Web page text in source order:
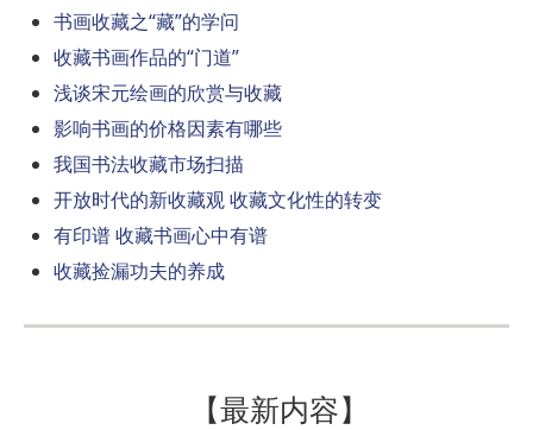
书画收藏之“藏”的学问
收藏书画作品的“门道”
浅谈宋元绘画的欣赏与收藏
影响书画的价格因素有哪些
我国书法收藏市场扫描
开放时代的新收藏观 收藏文化性的转变
有印谱 收藏书画心中有谱
收藏捡漏功夫的养成
【最新内容】